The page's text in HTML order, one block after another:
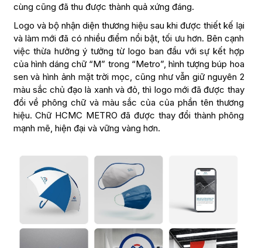
cùng cũng đã thu được thành quả xứng đáng.
Logo và bộ nhận diện thương hiệu sau khi được thiết kế lại
và làm mới đã có nhiều điểm nổi bật, tối ưu hơn. Bên cạnh
việc thừa hưởng ý tưởng từ logo ban đầu với sự kết hợp
của hình dáng chữ “M” trong “Metro”, hình tượng búp hoa
sen và hình ảnh mặt trời mọc, cũng như vẫn giữ nguyên 2
màu sắc chủ đạo là xanh và đỏ, thì logo mới đã được thay
đổi về phông chữ và màu sắc của của phần tên thương
hiệu. Chữ HCMC METRO đã được thay đổi thành phông
mạnh mẽ, hiện đại và vững vàng hơn.